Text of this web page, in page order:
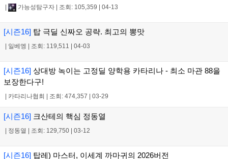
| 가능성탐구자 | 조회: 105,359 | 04-13
[시즌16] 탑 극딜 신짜오 공략. 최고의 뽕맛
| 일베엥 | 조회: 119,511 | 04-03
[시즌16] 상대방 녹이는 고정딜 양학용 카타리나 - 최소 마관 88을
보장한다구!
| 카타리나협회 | 조회: 474,357 | 03-29
[시즌16] 크산테의 핵심 정동열
| 정동열 | 조회: 129,750 | 03-12
[시즌16] 탑레) 마스터, 이세계 까마귀의 2026버전